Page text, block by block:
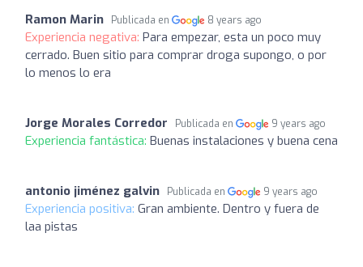
Ramon Marin Publicada en 8 years ago
Experiencia negativa: Para empezar, esta un poco muy
cerrado. Buen sitio para comprar droga supongo, o por
lo menos lo era
Jorge Morales Corredor Publicada en 9 years ago
Experiencia fantástica: Buenas instalaciones y buena cena
antonio jiménez galvin Publicada en 9 years ago
Experiencia positiva: Gran ambiente. Dentro y fuera de
laa pistas